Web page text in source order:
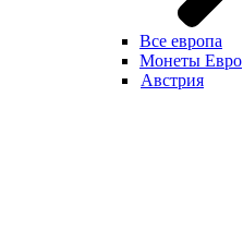
Все европа
Монеты Евро
Австрия